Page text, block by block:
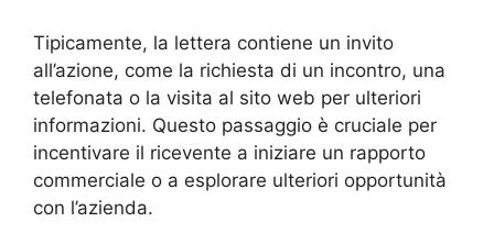
Tipicamente, la lettera contiene un invito
all’azione, come la richiesta di un incontro, una
telefonata o la visita al sito web per ulteriori
informazioni. Questo passaggio è cruciale per
incentivare il ricevente a iniziare un rapporto
commerciale o a esplorare ulteriori opportunità
con l’azienda.